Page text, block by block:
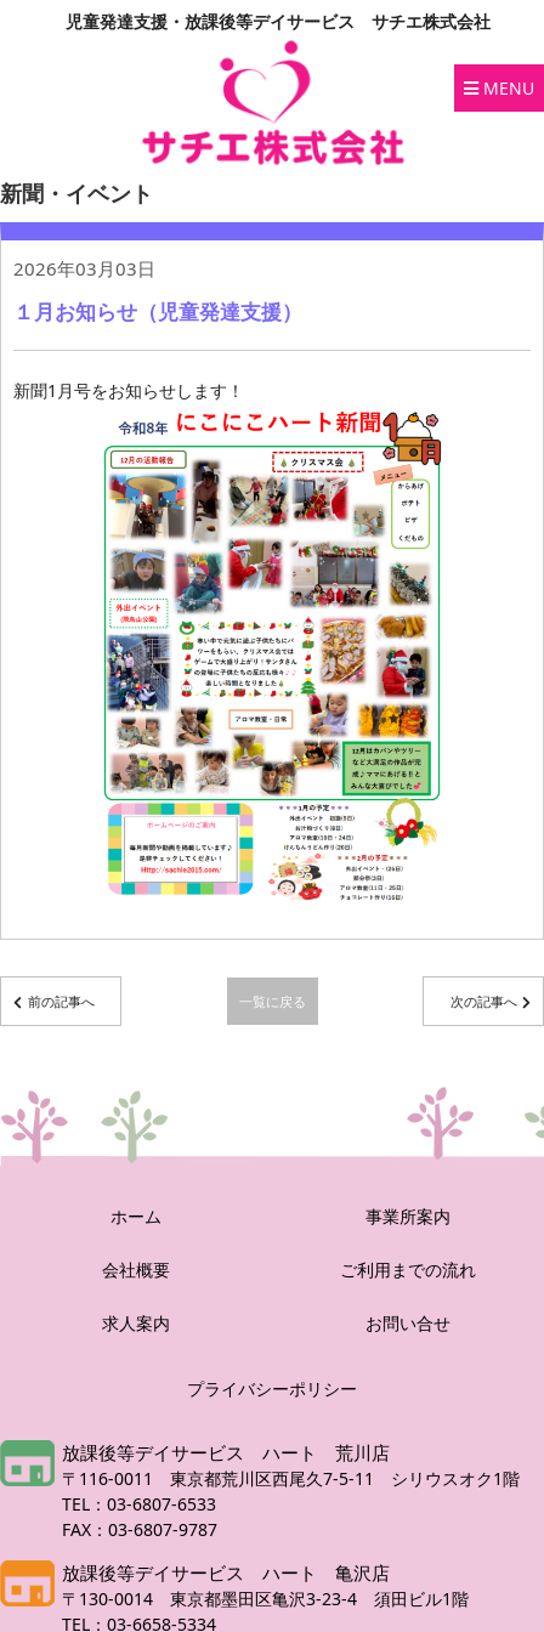
児童発達支援・放課後等デイサービス サチエ株式会社
MENU
新聞・イベント
2026年03月03日
１月お知らせ（児童発達支援）
新聞1月号をお知らせします！
前の記事へ 一覧に戻る 次の記事へ
ホーム 事業所案内
会社概要 ご利用までの流れ
求人案内 お問い合せ
プライバシーポリシー
放課後等デイサービス ハート 荒川店
〒116-0011 東京都荒川区西尾久7-5-11 シリウスオク1階
TEL：03-6807-6533
FAX：03-6807-9787
放課後等デイサービス ハート 亀沢店
〒130-0014 東京都墨田区亀沢3-23-4 須田ビル1階
TEL：03-6658-5334